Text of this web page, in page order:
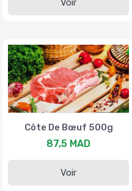
Côte De Bœuf 500g
87,5 MAD
Voir